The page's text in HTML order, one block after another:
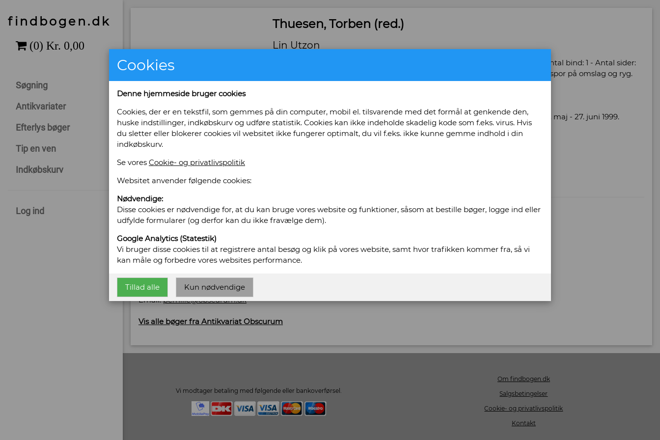
findbogen.dk
Søgning
Antikvariater
Efterlys bøger
Tip en ven
Indkøbskurv
Log ind
Thuesen, Torben (red.)
Lin Utzon
Forlag: Herning Kunstmuseum - Sprog: Dansk/Engelsk - Udgivet år: 1999 - Antal bind: 1 - Antal sider:
46 - Indbinding: Hæftet med flapper - Tilstand: Pænt eksemplar. Små brugsspor på omslag og ryg.
Hilsen fra forfatteren på friblad. Udgivet ifm. udstillingen "Cosmic Dance", 12. maj - 27. juni 1999.
Oversat af Jean McVeigh.
Sælges af: Antikvariat Obscurum
Gl. Vejlevej 10
7400 Herning
Telefonnr: +45 2062 6574
CVR/SE: 37177377
Hjemmeside:www.obscurum.dk
Email:pernille@obscurum.dk
Vis alle bøger fra Antikvariat Obscurum
Vi modtager betaling med følgende eller bankoverførsel.
Om findbogen.dk
Salgsbetingelser
Cookie- og privatlivspolitik
Kontakt
Cookies
Denne hjemmeside bruger cookies
Cookies, der er en tekstfil, som gemmes på din computer, mobil el. tilsvarende med det formål at genkende den,
huske indstillinger, indkøbskurv og udføre statistik. Cookies kan ikke indeholde skadelig kode som f.eks. virus. Hvis
du sletter eller blokerer cookies vil websitet ikke fungerer optimalt, du vil f.eks. ikke kunne gemme indhold i din
indkøbskurv.
Se vores Cookie- og privatlivspolitik
Websitet anvender følgende cookies:
Nødvendige:
Disse cookies er nødvendige for, at du kan bruge vores website og funktioner, såsom at bestille bøger, logge ind eller
udfylde formularer (og derfor kan du ikke fravælge dem).
Google Analytics (Statestik)
Vi bruger disse cookies til at registrere antal besøg og klik på vores website, samt hvor trafikken kommer fra, så vi
kan måle og forbedre vores websites performance.
Tillad alle Kun nødvendige